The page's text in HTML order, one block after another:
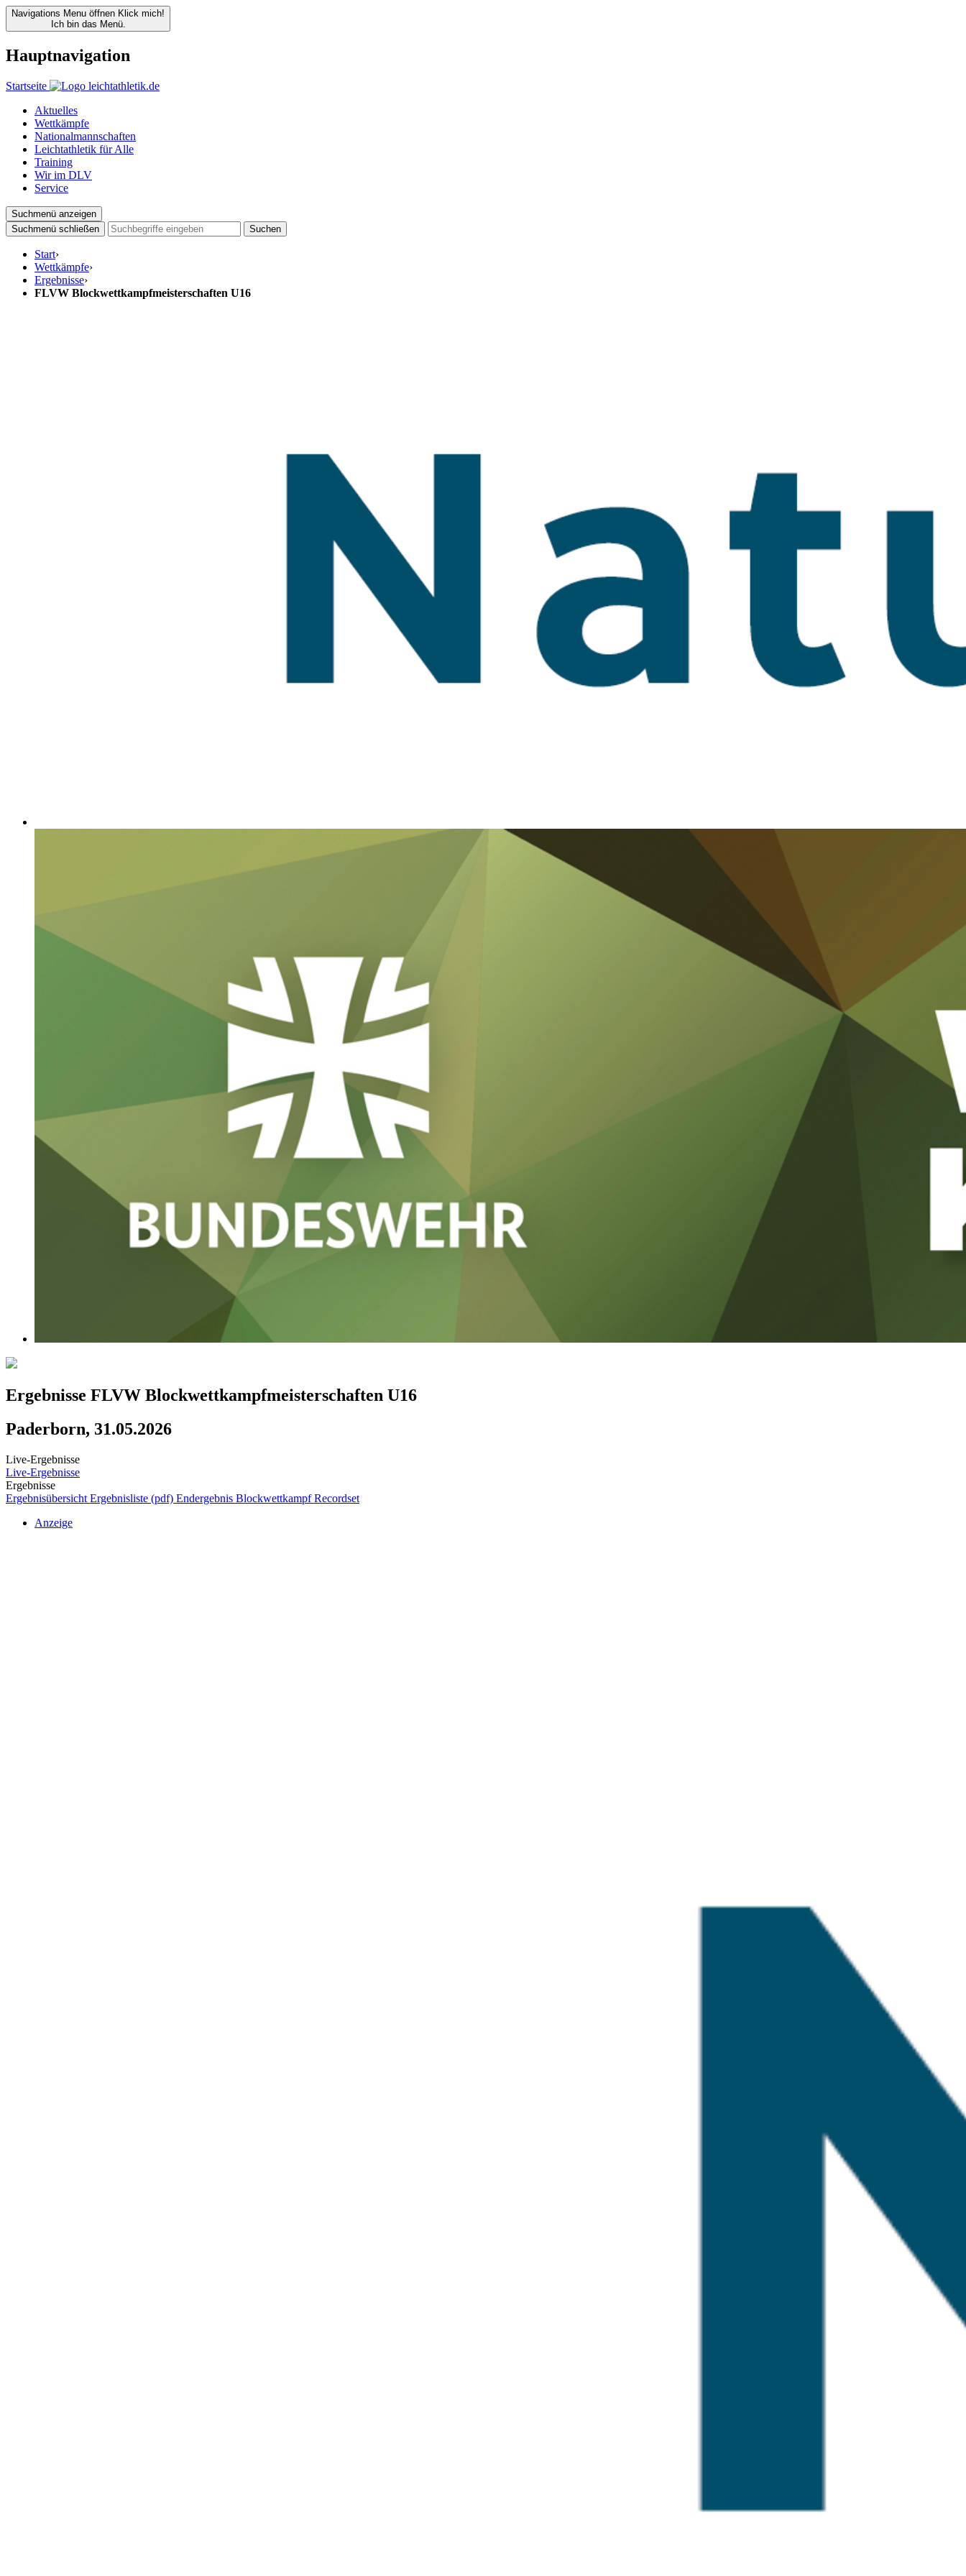
Navigations Menu öffnen Klick mich!
Ich bin das Menü.
Hauptnavigation
Startseite
Aktuelles
Wettkämpfe
Nationalmannschaften
Leichtathletik für Alle
Training
Wir im DLV
Service
Suchmenü anzeigen
Suchmenü schließen
Suchen
Start›
Wettkämpfe›
Ergebnisse›
FLVW Blockwettkampfmeisterschaften U16
Ergebnisse FLVW Blockwettkampfmeisterschaften U16
Paderborn, 31.05.2026
Live-Ergebnisse
Live-Ergebnisse
Ergebnisse
Ergebnisübersicht Ergebnisliste (pdf) Endergebnis BlockwettkampfRecordset
Anzeige